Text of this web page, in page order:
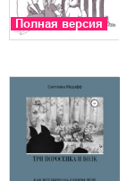
Полная версия